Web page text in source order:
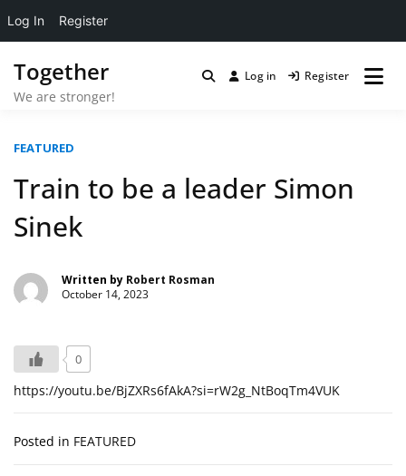
content
Together
We are stronger!
Log in Register
FEATURED
Train to be a leader Simon
Sinek
Written by Robert Rosman
October 14, 2023
0
https://youtu.be/BjZXRs6fAkA?si=rW2g_NtBoqTm4VUK
Posted in FEATURED
Log In Register